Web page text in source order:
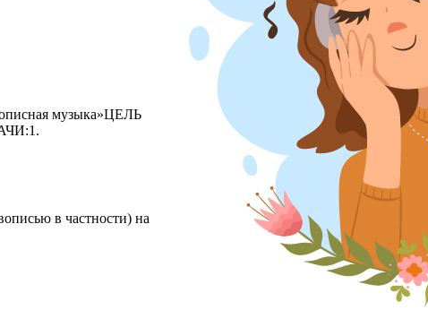
музыка»ЦЕЛЬ
в частности) на